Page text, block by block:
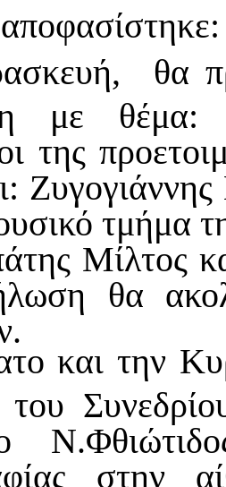
θα
με θέμα:
της
τμήμα
Μίλτος
θα
και την
του
στην